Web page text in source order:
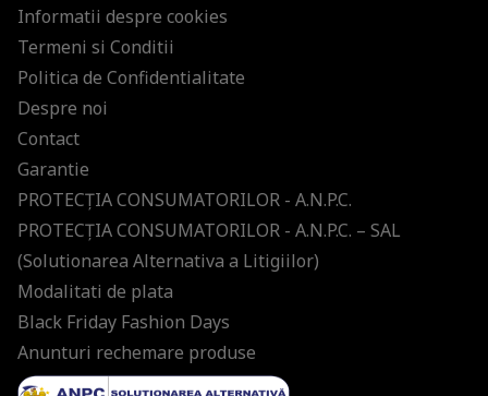
Informatii despre cookies
Termeni si Conditii
Politica de Confidentialitate
Despre noi
Contact
Garantie
PROTECŢIA CONSUMATORILOR - A.N.P.C.
PROTECŢIA CONSUMATORILOR - A.N.P.C. – SAL
(Solutionarea Alternativa a Litigiilor)
Modalitati de plata
Black Friday Fashion Days
Anunturi rechemare produse